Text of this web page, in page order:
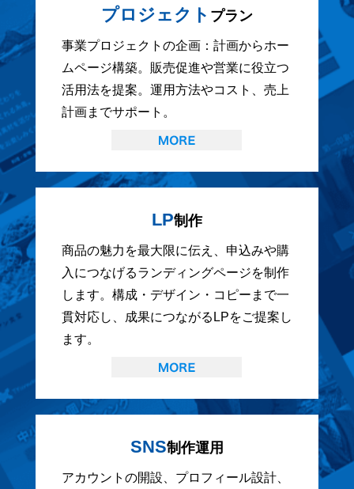
プロジェクト プラン
事業プロジェクトの企画：計画からホー
ムページ構築。販売促進や営業に役立つ
活用法を提案。運用方法やコスト、売上
計画までサポート。
LP制作
商品の魅力を最大限に伝え、申込みや購
入につなげるランディングページを制作
します。構成・デザイン・コピーまで一
貫対応し、成果につながるLPをご提案し
ます。
SNS制作運用
アカウントの開設、プロフィール設計、